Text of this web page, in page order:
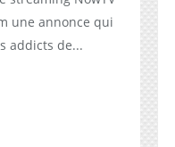
une annonce qui
addicts de...